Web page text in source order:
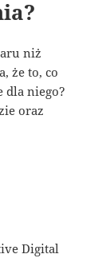
niż
że to, co
dla niego?
oraz
Digital